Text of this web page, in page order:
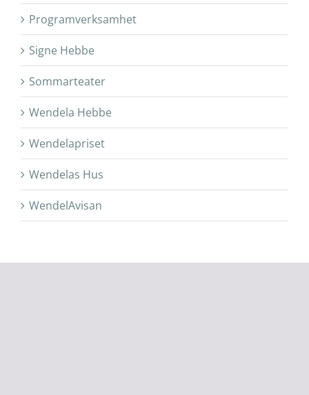
Programverksamhet
Signe Hebbe
Sommarteater
Wendela Hebbe
Wendelapriset
Wendelas Hus
WendelAvisan